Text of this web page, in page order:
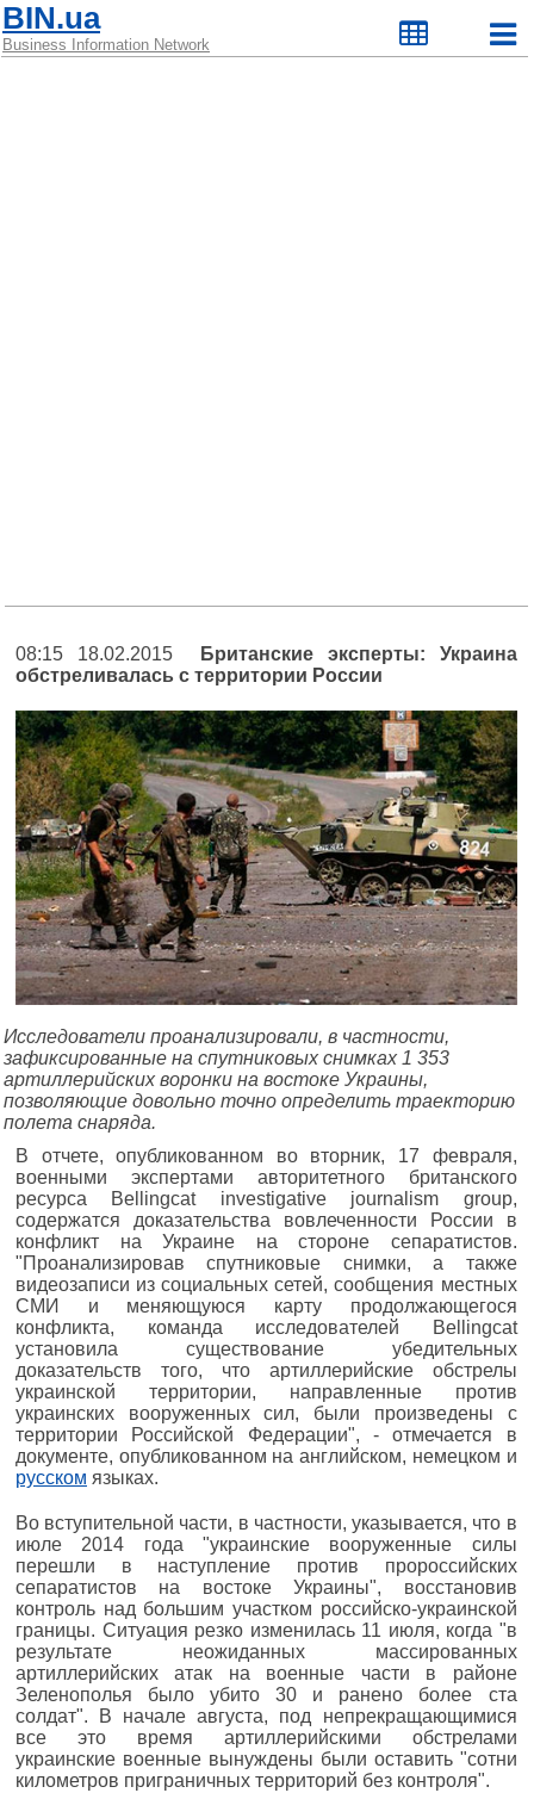
BIN.ua
Business Information Network
08:15 18.02.2015
Британские эксперты: Украина
обстреливалась с территории России
Исследователи проанализировали, в частности,
зафиксированные на спутниковых снимках 1 353
артиллерийских воронки на востоке Украины,
позволяющие довольно точно определить траекторию
полета снаряда.
В отчете, опубликованном во вторник, 17 февраля,
военными экспертами авторитетного британского
ресурса Bellingcat investigative journalism group,
содержатся доказательства вовлеченности России в
конфликт на Украине на стороне сепаратистов.
"Проанализировав спутниковые снимки, а также
видеозаписи из социальных сетей, сообщения местных
СМИ и меняющуюся карту продолжающегося
конфликта, команда исследователей Bellingcat
установила существование убедительных
доказательств того, что артиллерийские обстрелы
украинской территории, направленные против
украинских вооруженных сил, были произведены с
территории Российской Федерации", - отмечается в
документе, опубликованном на английском, немецком и
русском языках.
Во вступительной части, в частности, указывается, что в
июле 2014 года "украинские вооруженные силы
перешли в наступление против пророссийских
сепаратистов на востоке Украины", восстановив
контроль над большим участком российско-украинской
границы. Ситуация резко изменилась 11 июля, когда "в
результате неожиданных массированных
артиллерийских атак на военные части в районе
Зеленополья было убито 30 и ранено более ста
солдат". В начале августа, под непрекращающимися
все это время артиллерийскими обстрелами
украинские военные вынуждены были оставить "сотни
километров приграничных территорий без контроля".